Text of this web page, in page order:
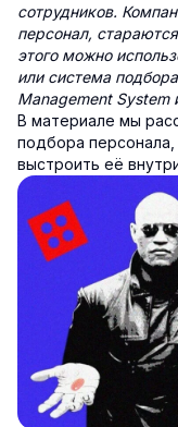
сотрудников.
персонал,
этого можно
или система
Management System
В материале мы
подбора
выстроить её